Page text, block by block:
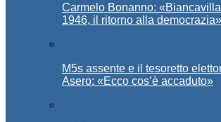
Carmelo Bonanno:
1946, il ritorno alla democrazia»
M5s assente e il tesoretto
Asero: «Ecco cos’è accaduto»